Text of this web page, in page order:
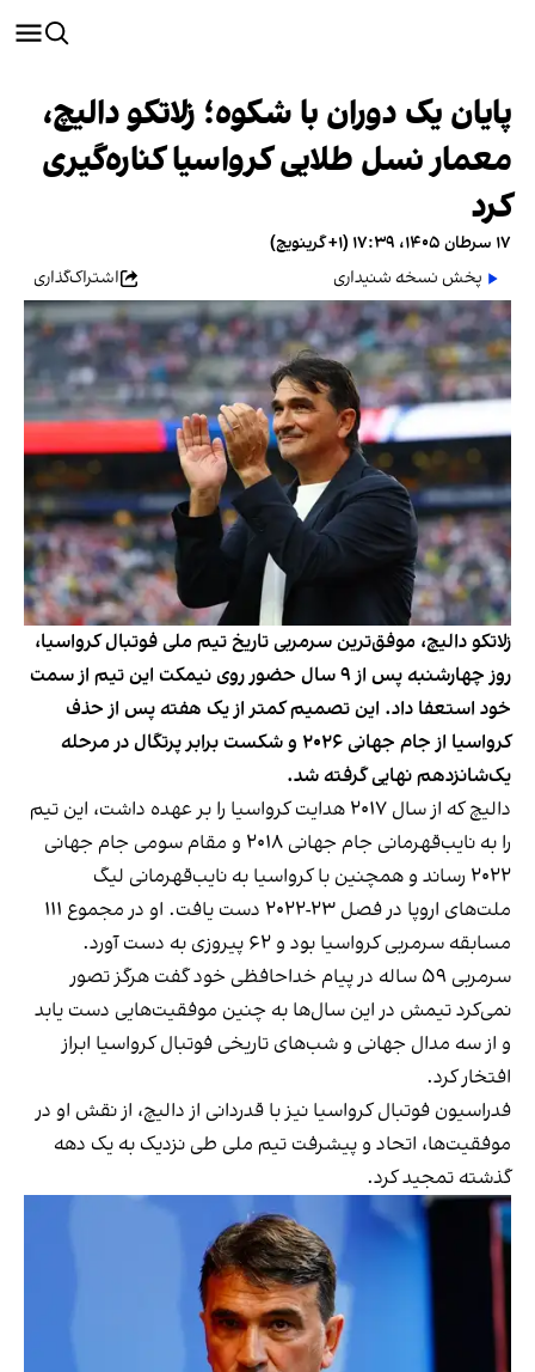
پایان یک دوران با شکوه؛ زلاتکو دالیچ،
معمار نسل طلایی کرواسیا کناره‌گیری
کرد
۱۷ سرطان ۱۴۰۵، ۱۷:۳۹ (‎+۱ گرینویچ)
پخش نسخه شنیداری
اشتراک‌گذاری
زلاتکو دالیچ، موفق‌ترین سرمربی تاریخ تیم ملی فوتبال کرواسیا،
روز چهارشنبه پس از ۹ سال حضور روی نیمکت این تیم از سمت
خود استعفا داد. این تصمیم کمتر از یک هفته پس از حذف
کرواسیا از جام جهانی ۲۰۲۶ و شکست برابر پرتگال در مرحله
یک‌شانزدهم نهایی گرفته شد.
دالیچ که از سال ۲۰۱۷ هدایت کرواسیا را بر عهده داشت، این تیم
را به نایب‌قهرمانی جام جهانی ۲۰۱۸ و مقام سومی جام جهانی
۲۰۲۲ رساند و همچنین با کرواسیا به نایب‌قهرمانی لیگ
ملت‌های اروپا در فصل ۲۳-۲۰۲۲ دست یافت. او در مجموع ۱۱۱
مسابقه سرمربی کرواسیا بود و ۶۲ پیروزی به دست آورد.
سرمربی ۵۹ ساله در پیام خداحافظی خود گفت هرگز تصور
نمی‌کرد تیمش در این سال‌ها به چنین موفقیت‌هایی دست یابد
و از سه مدال جهانی و شب‌های تاریخی فوتبال کرواسیا ابراز
افتخار کرد.
فدراسیون فوتبال کرواسیا نیز با قدردانی از دالیچ، از نقش او در
موفقیت‌ها، اتحاد و پیشرفت تیم ملی طی نزدیک به یک دهه
گذشته تمجید کرد.